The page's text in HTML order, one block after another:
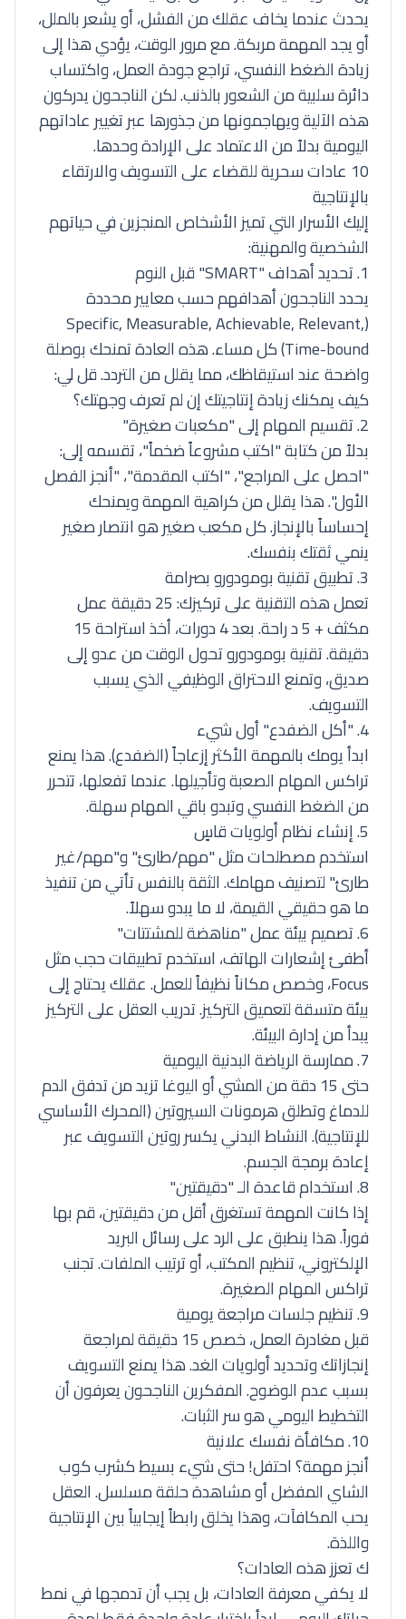
يحدث عندما يخاف عقلك من الفشل، أو يشعر بالملل،
أو يجد المهمة مربكة. مع مرور الوقت، يؤدي هذا إلى
زيادة الضغط النفسي، تراجع جودة العمل، واكتساب
دائرة سلبية من الشعور بالذنب. لكن الناجحون يدركون
هذه الآلية ويهاجمونها من جذورها عبر تغيير عاداتهم
اليومية بدلاً من الاعتماد على الإرادة وحدها.
10 عادات سحرية للقضاء على التسويف والارتقاء
بالإنتاجية
إليك الأسرار التي تميز الأشخاص المنجزين في حياتهم
الشخصية والمهنية:
1. تحديد أهداف "SMART" قبل النوم
يحدد الناجحون أهدافهم حسب معايير محددة
(Specific, Measurable, Achievable, Relevant,
Time-bound) كل مساء. هذه العادة تمنحك بوصلة
واضحة عند استيقاظك، مما يقلل من التردد. قل لي:
كيف يمكنك زيادة إنتاجيتك إن لم تعرف وجهتك؟
2. تقسيم المهام إلى "مكعبات صغيرة"
بدلاً من كتابة "اكتب مشروعاً ضخماً"، تقسمه إلى:
"احصل على المراجع"، "اكتب المقدمة"، "أنجز الفصل
الأول". هذا يقلل من كراهية المهمة ويمنحك
إحساساً بالإنجاز. كل مكعب صغير هو انتصار صغير
ينمي ثقتك بنفسك.
3. تطبيق تقنية بومودورو بصرامة
تعمل هذه التقنية على تركيزك: 25 دقيقة عمل
مكثف + 5 د راحة. بعد 4 دورات، أخذ استراحة 15
دقيقة.تقنية بومودوروتحول الوقت من عدو إلى
صديق، وتمنع الاحتراق الوظيفي الذي يسبب
التسويف.
4. "أكل الضفدع" أول شيء
ابدأ يومك بالمهمة الأكثر إزعاجاً (الضفدع). هذا يمنع
تراكس المهام الصعبة وتأجيلها. عندما تفعلها، تتحرر
من الضغط النفسي وتبدو باقي المهام سهلة.
5. إنشاء نظام أولويات قاسٍ
استخدم مصطلحات مثل "مهم/طارئ" و"مهم/غير
طارئ" لتصنيف مهامك.الثقة بالنفستأتي من تنفيذ
ما هو حقيقي القيمة، لا ما يبدو سهلاً.
6. تصميم بيئة عمل "مناهضة للمشتتات"
أطفئ إشعارات الهاتف، استخدم تطبيقات حجب مثل
Focus، وخصص مكاناً نظيفاً للعمل. عقلك يحتاج إلى
بيئة متسقة لتعميق التركيز.تدريب العقلعلى التركيز
يبدأ من إدارة البيئة.
7. ممارسة الرياضة البدنية اليومية
حتى 15 دقة من المشي أو اليوغا تزيد من تدفق الدم
للدماغ وتطلق هرمونات السيروتين (المحرك الأساسي
للإنتاجية). النشاط البدني يكسر روتين التسويف عبر
إعادة برمجة الجسم.
8. استخدام قاعدة الـ "دقيقتين"
إذا كانت المهمة تستغرق أقل من دقيقتين، قم بها
فوراً. هذا ينطبق على الرد على رسائل البريد
الإلكتروني، تنظيم المكتب، أو ترتيب الملفات. تجنب
تراكس المهام الصغيرة.
9. تنظيم جلسات مراجعة يومية
قبل مغادرة العمل، خصص 15 دقيقة لمراجعة
إنجازاتك وتحديد أولويات الغد. هذا يمنع التسويف
بسبب عدم الوضوح.المفكرين الناجحونيعرفون أن
التخطيط اليومي هو سر الثبات.
10. مكافأة نفسك علانية
أنجز مهمة؟ احتفل! حتى شيء بسيط كشرب كوب
الشاي المفضل أو مشاهدة حلقة مسلسل. العقل
يحب المكافآت، وهذا يخلق رابطاً إيجابياً بين الإنتاجية
واللذة.
ك تعزز هذه العادات؟
لا يكفي معرفة العادات، بل يجب أن تدمجها في نمط